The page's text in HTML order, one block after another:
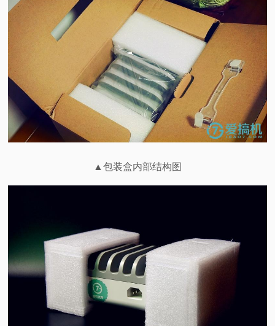
▲包装盒内部结构图